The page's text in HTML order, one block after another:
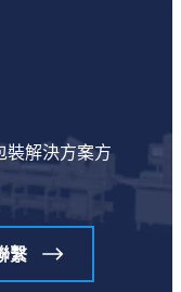
裝解決方案方
繫